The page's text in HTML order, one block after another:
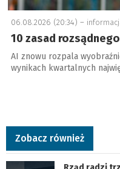
06.08.2026 (20:34) –
10 zasad
AI znowu rozpala
wynikach kwartalnych
Zobacz również